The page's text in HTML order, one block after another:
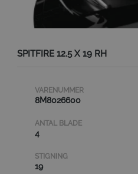
SPITFIRE 12.5 X 19 RH
VARENUMMER
8M8026600
ANTAL BLADE
4
STIGNING
19